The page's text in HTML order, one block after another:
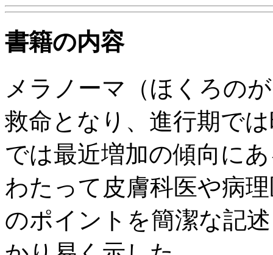
書籍の内容
メラノーマ（ほくろの
救命となり、進行期で
では最近増加の傾向に
わたって皮膚科医や病
のポイントを簡潔な記